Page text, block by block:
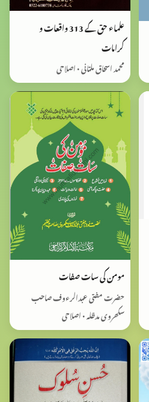
علماء حق کے 313 واقعات و
کرامات
محمد اسحاق ملتانی • اصلاحی
مومن کی سات صفات
حضرت مفتی عبدالرءوف صاحب
سکھروی مدظلہ • اصلاحی